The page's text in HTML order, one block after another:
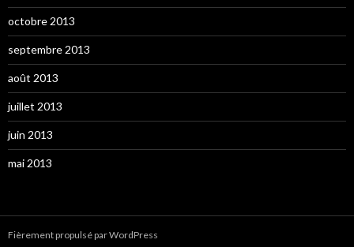
octobre 2013
septembre 2013
août 2013
juillet 2013
juin 2013
mai 2013
Fièrement propulsé par WordPress